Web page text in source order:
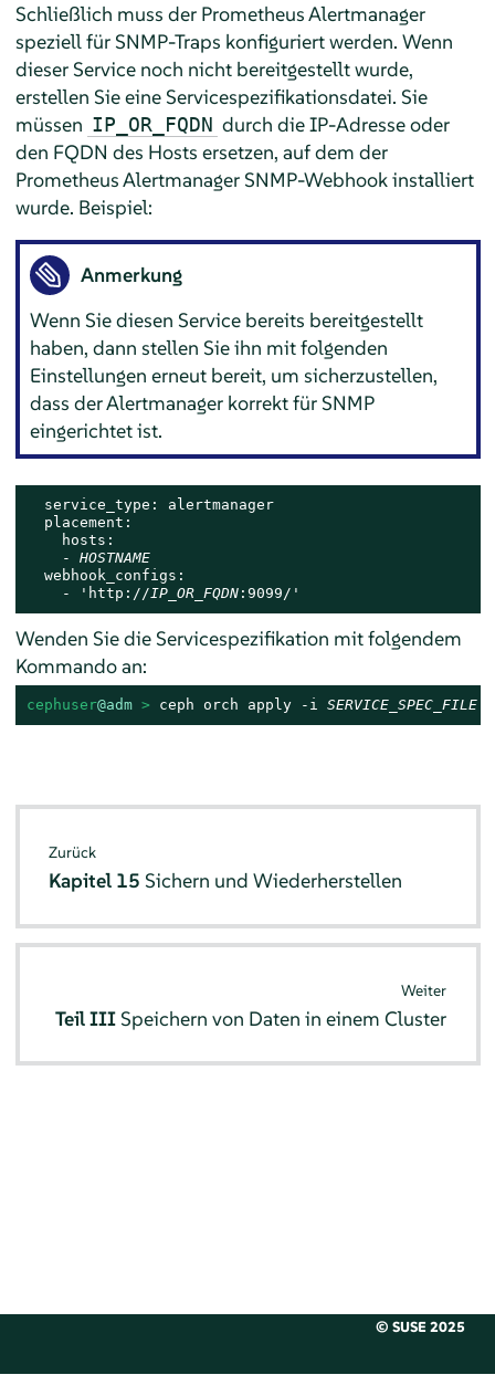
Schließlich muss der Prometheus Alertmanager
speziell für SNMP-Traps konfiguriert werden. Wenn
dieser Service noch nicht bereitgestellt wurde,
erstellen Sie eine Servicespezifikationsdatei. Sie
müssen IP_OR_FQDN durch die IP-Adresse oder
den FQDN des Hosts ersetzen, auf dem der
Prometheus Alertmanager SNMP-Webhook installiert
wurde. Beispiel:
Anmerkung
Wenn Sie diesen Service bereits bereitgestellt
haben, dann stellen Sie ihn mit folgenden
Einstellungen erneut bereit, um sicherzustellen,
dass der Alertmanager korrekt für SNMP
eingerichtet ist.
  service_type: alertmanager
  placement:
    hosts:
    -
HOSTNAME
  webhook_configs:
    - 'http://
IP_OR_FQDN:9099/'
Wenden Sie die Servicespezifikation mit folgendem
Kommando an:
cephuser@adm > ceph orch apply -i SERVICE_SPEC_FILE
Zurück
Kapitel 15 Sichern und Wiederherstellen
Weiter
Teil III Speichern von Daten in einem Cluster
© SUSE 2025